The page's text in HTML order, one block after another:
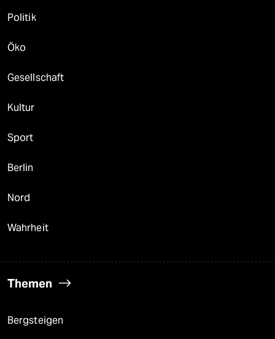
Politik
Öko
Gesellschaft
Kultur
Sport
Berlin
Nord
Wahrheit
Themen
Bergsteigen